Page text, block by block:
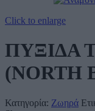
Click to enlarge
ΠΥΞΙΔΑ
(NORTH
Κατηγορία: Ζωηρά